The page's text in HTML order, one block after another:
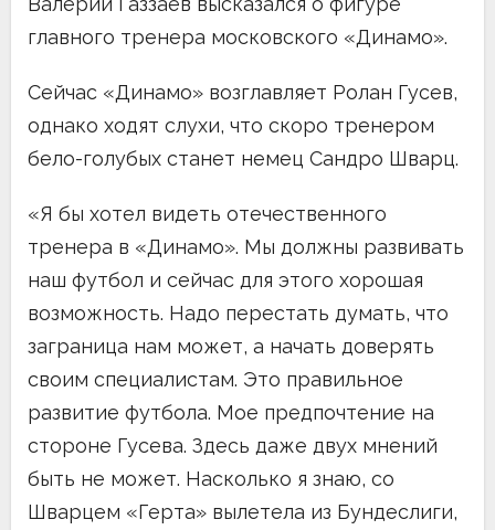
главного тренера московского «Динамо».
Сейчас «Динамо» возглавляет Ролан Гусев,
однако ходят слухи, что скоро тренером
бело-голубых станет немец Сандро Шварц.
«Я бы хотел видеть отечественного
тренера в «Динамо». Мы должны развивать
наш футбол и сейчас для этого хорошая
возможность. Надо перестать думать, что
заграница нам может, а начать доверять
своим специалистам. Это правильное
развитие футбола. Мое предпочтение на
стороне Гусева. Здесь даже двух мнений
быть не может. Насколько я знаю, со
Шварцем «Герта» вылетела из Бундеслиги,